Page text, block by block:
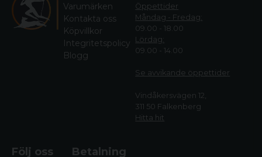
Varumärken
Kontakta oss
Köpvillkor
Integritetspolicy
Blogg
Öppettider
Måndag - Fredag:
09.00 - 18.00
Lördag:
09.00 - 14.00
Se avvikande öppettider
Vindåkersvägen 12,
311 50 Falkenberg
Hitta hit
Följ oss Betalning